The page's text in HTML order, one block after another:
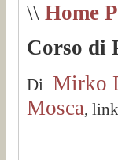
\\ Home
Corso di
Di Mirko
Mosca,